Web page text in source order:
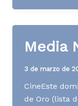
S20
Media
3 de marzo de
CineEste
de Oro (lista